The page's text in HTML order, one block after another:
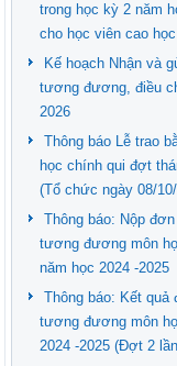
trong học kỳ 2 năm
cho học viên cao
Kế hoạch Nhận và
tương đương, điều
2026
Thông báo Lễ trao
học chính qui đợt
(Tổ chức ngày 08/
Thông báo: Nộp
tương đương môn
năm học 2024 -2025
Thông báo: Kết quả
tương đương môn
2024 -2025 (Đợt 2